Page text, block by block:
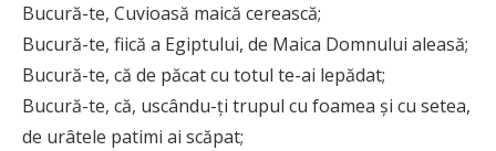
Bucură-te, Cuvioasă maică cerească;
Bucură-te, fiică a Egiptului, de Maica Dom­nului aleasă;
Bucură-te, că de păcat cu totul te-ai lepădat;
Bucură-te, că, uscându-ți trupul cu foamea și cu setea,
de urâtele patimi ai scăpat;